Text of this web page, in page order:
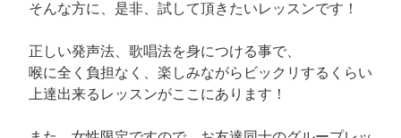
そんな方に、是非、試して頂きたいレッスンです！
正しい発声法、歌唱法を身につける事で、
喉に全く負担なく、楽しみながらビックリするくらい
上達出来るレッスンがここにあります！